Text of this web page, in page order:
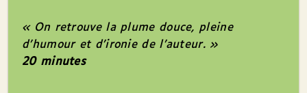
« On retrouve la plume douce, pleine
d’humour et d’ironie de l’auteur. »
20 minutes